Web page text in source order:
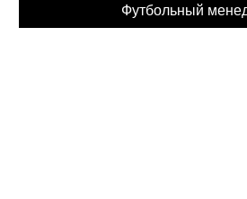
Футбольный